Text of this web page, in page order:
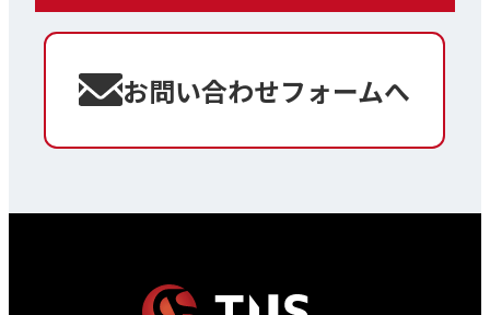
お問い合わせフォームへ